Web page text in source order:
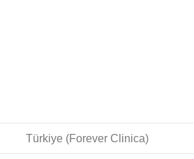
Türkiye (Forever Clinica)